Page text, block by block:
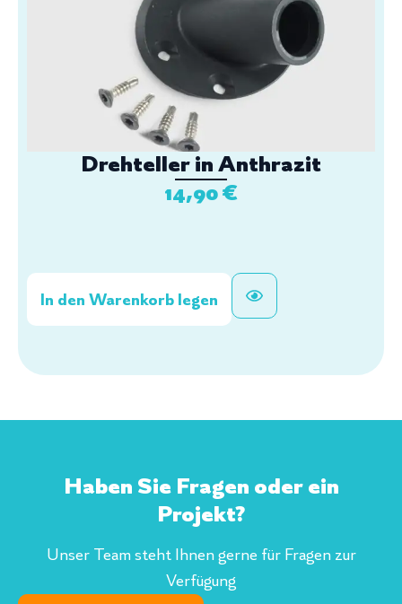
Drehteller in Anthrazit
14,90€
In den Warenkorb legen
Haben Sie Fragen oder ein
Projekt?
Unser Team steht Ihnen gerne für Fragen zur
Verfügung